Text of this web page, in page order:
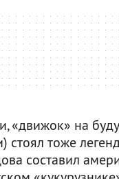
«движок» на
стоял тоже
составил